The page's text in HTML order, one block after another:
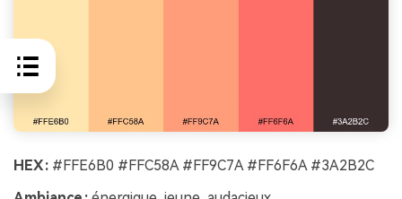
HEX : #FFE6B0 #FFC58A #FF9C7A #FF6F6A #3A2B2C